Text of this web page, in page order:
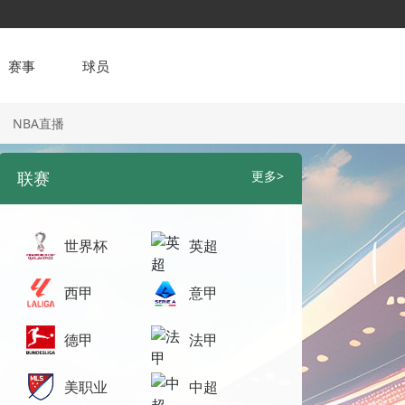
赛事 球员
NBA直播
联赛 更多>
世界杯 英超
西甲 意甲
德甲 法甲
美职业 中超